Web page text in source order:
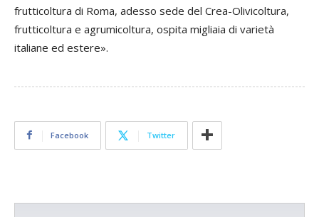
frutticoltura di Roma, adesso sede del Crea-Olivicoltura,
frutticoltura e agrumicoltura, ospita migliaia di varietà
italiane ed estere».
Facebook Twitter